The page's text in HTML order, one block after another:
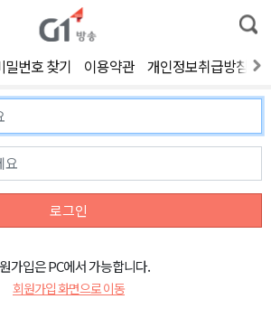
통
합
색
번호 찾기 이용약관 개인정보취급방침
로그인
가입은 PC에서 가능합니다.
회원가입 화면으로 이동